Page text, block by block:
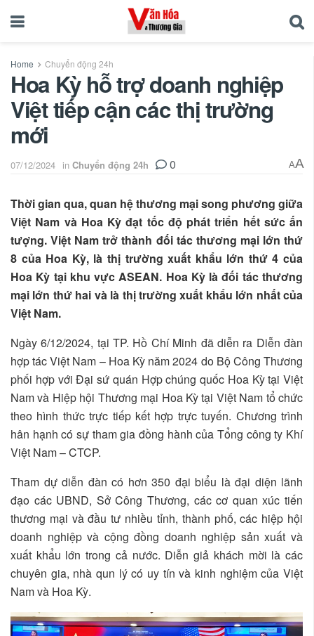
Home Chuyển động 24h
Hoa Kỳ hỗ trợ doanh nghiệp
Việt tiếp cận các thị trường
mới
07/12/2024 in Chuyển động 24h 0 AA
Thời gian qua, quan hệ thương mại song phương giữa
Việt Nam và Hoa Kỳ đạt tốc độ phát triển hết sức ấn
tượng. Việt Nam trở thành đối tác thương mại lớn thứ
8 của Hoa Kỳ, là thị trường xuất khẩu lớn thứ 4 của
Hoa Kỳ tại khu vực ASEAN. Hoa Kỳ là đối tác thương
mại lớn thứ hai và là thị trường xuất khẩu lớn nhất của
Việt Nam.
Ngày 6/12/2024, tại TP. Hồ Chí Minh đã diễn ra Diễn đàn
hợp tác Việt Nam – Hoa Kỳ năm 2024 do Bộ Công Thương
phối hợp với Đại sứ quán Hợp chúng quốc Hoa Kỳ tại Việt
Nam và Hiệp hội Thương mại Hoa Kỳ tại Việt Nam tổ chức
theo hình thức trực tiếp kết hợp trực tuyến. Chương trình
hân hạnh có sự tham gia đồng hành của Tổng công ty Khí
Việt Nam – CTCP.
Tham dự diễn đàn có hơn 350 đại biểu là đại diện lãnh
đạo các UBND, Sở Công Thương, các cơ quan xúc tiến
thương mại và đầu tư nhiều tỉnh, thành phố, các hiệp hội
doanh nghiệp và cộng đồng doanh nghiệp sản xuất và
xuất khẩu lớn trong cả nước. Diễn giả khách mời là các
chuyên gia, nhà qun lý có uy tín và kinh nghiệm của Việt
Nam và Hoa Kỳ.